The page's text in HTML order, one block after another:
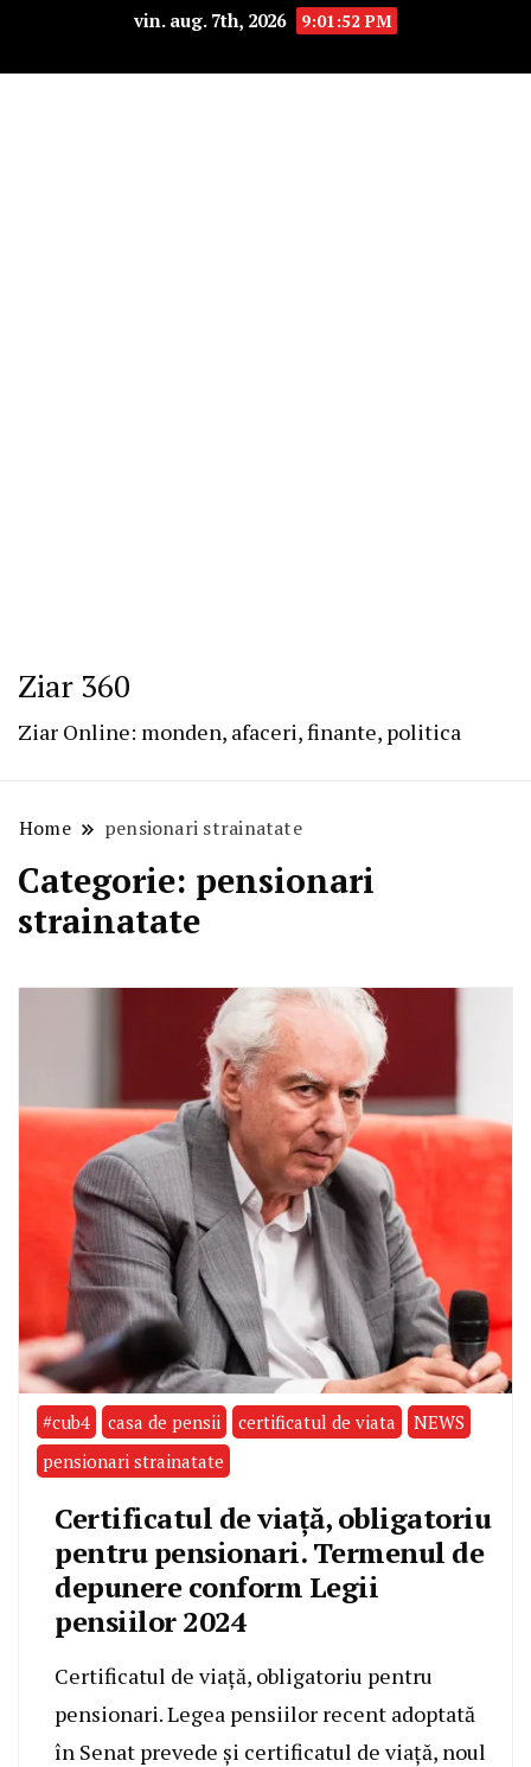
vin. aug. 7th, 2026 9:01:53 PM
Ziar 360
Ziar Online: monden, afaceri, finante, politica
Home pensionari strainatate
Categorie: pensionari
strainatate
#cub4 casa de pensii certificatul de viata
NEWS
pensionari strainatate
Certificatul de viață, obligatoriu
pentru pensionari. Termenul de
depunere conform Legii
pensiilor 2024
Certificatul de viață, obligatoriu pentru
pensionari. Legea pensiilor recent adoptată
în Senat prevede și certificatul de viață, noul